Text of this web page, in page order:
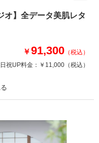
オ】全データ美肌レタ
￥91,300 （税込）
祝UP料金： ￥11,000 （税込）
新郎衣装1着